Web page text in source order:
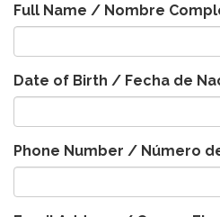
Full Name / Nombre
Date of Birth / Fecha de
Phone Number / Número